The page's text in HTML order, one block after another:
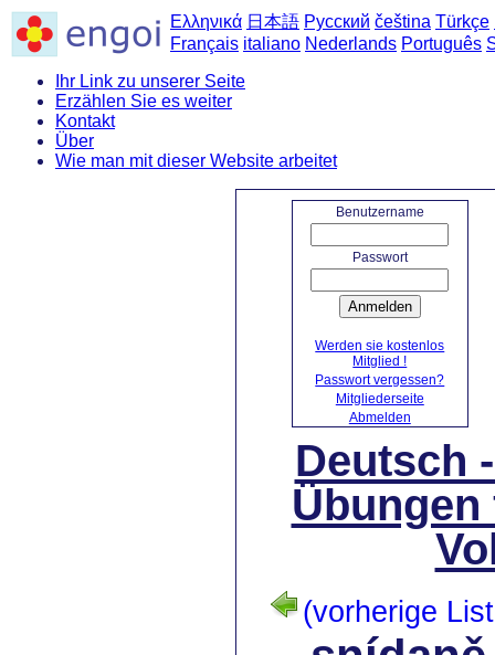
Ελληνικά 日本語 Русский čeština Türkçe
Français italiano Nederlands Português
Ihr Link zu unserer Seite
Erzählen Sie es weiter
Kontakt
Über
Wie man mit dieser Website arbeitet
Benutzername
Passwort
Anmelden
Werden sie kostenlos
Mitglied !
Passwort vergessen?
Mitgliederseite
Abmelden
Deutsch
Übungen
(vorherige